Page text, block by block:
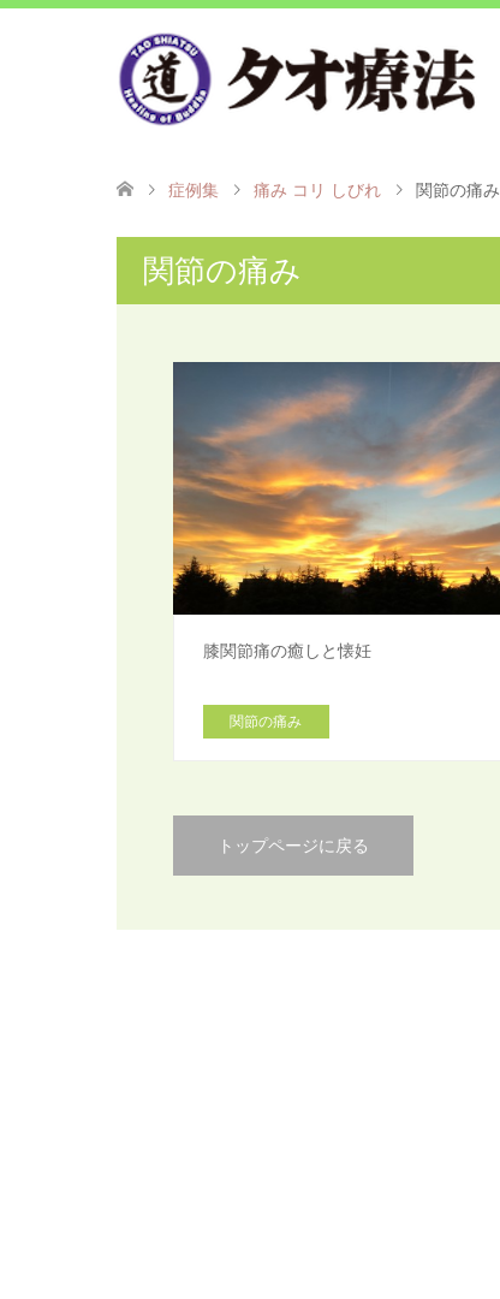
症例集 痛み コリ しびれ 関節の痛み
関節の痛み
膝関節痛の癒しと懐妊
関節の痛み
トップページに戻る